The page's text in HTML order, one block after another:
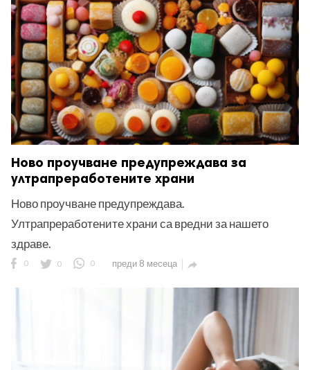
Ново проучване предупреждава за
ултрапреработените храни
Ново проучване предупреждава.
Ултрапреработените храни са вредни за нашето
здраве.
0 0 0 преди 8 месеца 